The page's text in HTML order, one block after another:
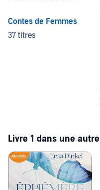
Contes de Femmes
37 titres
Livre 1 dans une